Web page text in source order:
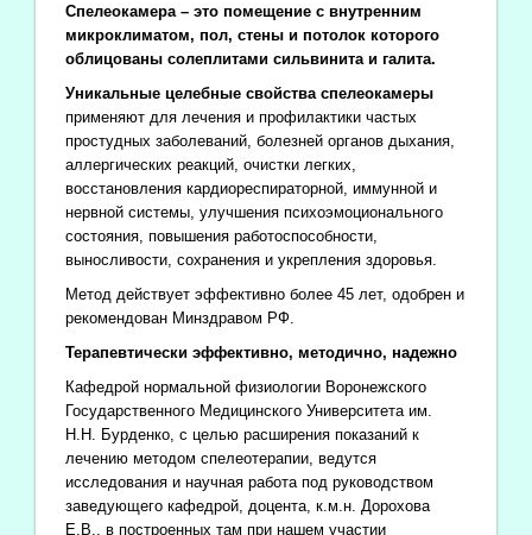
Спелеокамера – это помещение с внутренним
микроклиматом, пол, стены и потолок которого
облицованы солеплитами сильвинита и галита.
Уникальные целебные свойства спелеокамеры
применяют для лечения и профилактики частых
простудных заболеваний, болезней органов дыхания,
аллергических реакций, очистки легких,
восстановления кардиореспираторной, иммунной и
нервной системы, улучшения психоэмоционального
состояния, повышения работоспособности,
выносливости, сохранения и укрепления здоровья.
Метод действует эффективно более 45 лет, одобрен и
рекомендован Минздравом РФ.
Терапевтически эффективно, методично, надежно
Кафедрой нормальной физиологии Воронежского
Государственного Медицинского Университета им.
Н.Н. Бурденко, с целью расширения показаний к
лечению методом спелеотерапии, ведутся
исследования и научная работа под руководством
заведующего кафедрой, доцента, к.м.н. Дорохова
Е.В., в построенных там при нашем участии